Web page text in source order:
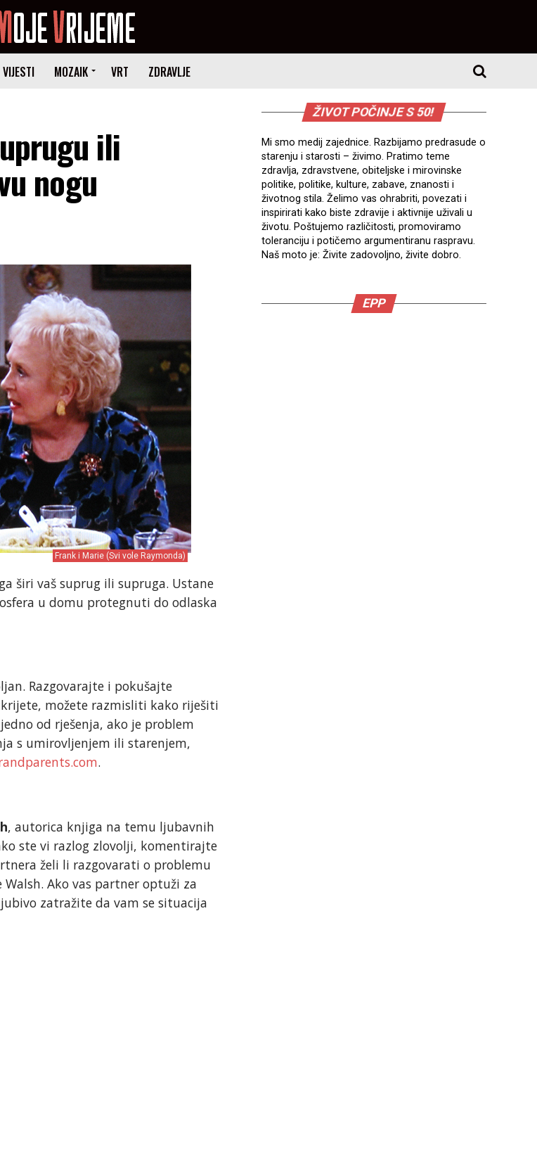
VIJESTI MOZAIK VRT ZDRAVLJE
ili
nogu
Frank i Marie (Svi vole Raymonda)
širi vaš suprug ili supruga. Ustane
u domu protegnuti do odlaska
Razgovarajte i pokušajte
možete razmisliti kako riješiti
od rješenja, ako je problem
s umirovljenjem ili starenjem,
.
, autorica knjiga na temu ljubavnih
ste vi razlog zlovolji, komentirajte
želi li razgovarati o problemu
Ako vas partner optuži za
zatražite da vam se situacija
ŽIVOT POČINJE S 50!
Mi smo medij zajednice. Razbijamo predrasude o
starenju i starosti – živimo. Pratimo teme
zdravlja, zdravstvene, obiteljske i mirovinske
politike, politike, kulture, zabave, znanosti i
životnog stila. Želimo vas ohrabriti, povezati i
inspirirati kako biste zdravije i aktivnije uživali u
životu. Poštujemo različitosti, promoviramo
toleranciju i potičemo argumentiranu raspravu.
Naš moto je: Živite zadovoljno, živite dobro.
EPP